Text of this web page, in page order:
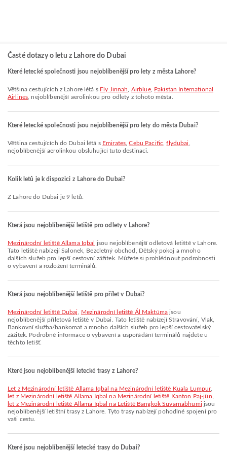
Časté dotazy o letu z Lahore do Dubai
Které letecké společnosti jsou nejoblíbenější pro lety z města Lahore?
Většina cestujících z Lahore létá s Fly Jinnah Airblue, Pakistan International
Airlines , nejoblíbenější aerolinkou pro odlety z tohoto města.
Které letecké společnosti jsou nejoblíbenější pro lety do města Dubai?
Většina cestujících do Dubai létá s Emirates ,Cebu Pacific ,flydubai
nejoblíbenější aerolinkou obsluhující tuto destinaci.
Kolik letů je k dispozici z Lahore do Dubai?
Z Lahore do Dubai je 9 letů.
Která jsou nejoblíbenější letiště pro odlety v Lahore?
Mezinárodní letiště Allama Iqbal jsou nejoblíbenější odletová letiště v Lahore.
Tato letiště nabízejí Salonek, Bezcletný obchod, Dětský pokoj a mnoho
dalších služeb pro lepší cestovní zážitek. Můžete si prohlédnout podrobnosti
o vybavení a rozložení terminálů.
Která jsou nejoblíbenější letiště pro přílet v Dubai?
Mezinárodní letiště Dubaj Mezinárodní letiště Ál Maktúma jsou
nejoblíbenější příletová letiště v Dubai. Tato letiště nabízejí Stravování, Vlak,
Bankovní služba/bankomat a mnoho dalších služeb pro lepší cestovatelský
zážitek. Podrobné informace o vybavení a uspořádání terminálů najdete u
těchto letišť.
Které jsou nejoblíbenější letecké trasy z Lahore?
let z Mezinárodní letiště Allama Iqbal na Mezinárodní letiště Kuala Lumpur,
let z Mezinárodní letiště Allama Iqbal na Mezinárodní letiště Kanton Paj-jün
let z Mezinárodní letiště Allama Iqbal na Letiště Bangkok Suvarnabhumi jsou
nejoblíbenější letištní trasy z Lahore. Tyto trasy nabízejí pohodlné spojení pro
vaši cestu.
Které jsou nejoblíbenější letecké trasy do Dubai?